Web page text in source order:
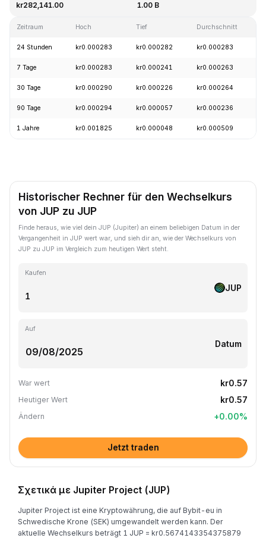
kr282,141.00 1.00 B
Zeitraum Hoch Tief Durchschnitt
24 Stunden kr0.000283 kr0.000282 kr0.000283
7 Tage kr0.000283 kr0.000241 kr0.000263
30 Tage kr0.000290 kr0.000226 kr0.000264
90 Tage kr0.000294 kr0.000057 kr0.000236
1 Jahre kr0.001825 kr0.000048 kr0.000509
Historischer Rechner für den Wechselkurs
von JUP zu JUP
Finde heraus, wie viel dein JUP (Jupiter) an einem beliebigen Datum in der
Vergangenheit in JUP wert war, und sieh dir an, wie der Wechselkurs von
JUP zu JUP im Vergleich zum heutigen Wert steht.
Kaufen
JUP
Auf
Datum
War wert kr0.57
Heutiger Wert kr0.57
Ändern +0.00%
Jetzt traden
Σχετικά με Jupiter Project (JUP)
Jupiter Project ist eine Kryptowährung, die auf Bybit-eu in
Schwedische Krone (SEK) umgewandelt werden kann. Der
aktuelle Wechselkurs beträgt 1 JUP = kr0.5674143354375879